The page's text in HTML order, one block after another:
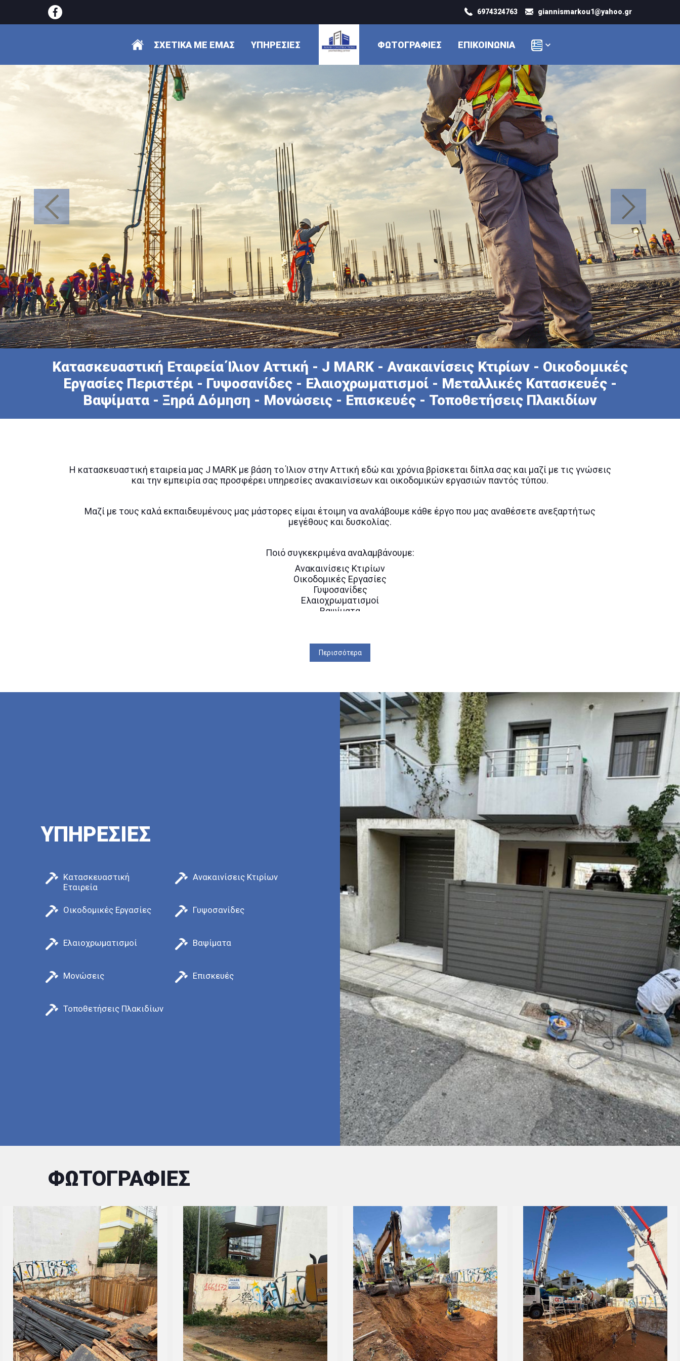
6974324763 giannismarkou1@yahoo.gr
ΣΧΕΤΙΚΆ ΜΕ ΕΜΆΣ ΥΠΗΡΕΣΊΕΣ ΦΩΤΟΓΡΑΦΊΕΣ ΕΠΙΚΟΙΝΩΝΊΑ
Κατασκευαστική Εταιρεία Ίλιον Αττική - J MARK - Ανακαινίσεις Κτιρίων - Οικοδομικές
Εργασίες Περιστέρι - Γυψοσανίδες - Ελαιοχρωματισμοί - Μεταλλικές Κατασκευές -
Βαψίματα - Ξηρά Δόμηση - Μονώσεις - Επισκευές - Τοποθετήσεις Πλακιδίων
Η κατασκευαστική εταιρεία μας J MARK με βάση το Ίλιον στην Αττική εδώ και χρόνια βρίσκεται δίπλα σας και μαζί με τις γνώσεις
και την εμπειρία σας προσφέρει υπηρεσίες ανακαινίσεων και οικοδομικών εργασιών παντός τύπου.
Μαζί με τους καλά εκπαιδευμένους μας μάστορες είμαι έτοιμη να αναλάβουμε κάθε έργο που μας αναθέσετε ανεξαρτήτως
μεγέθους και δυσκολίας.
Ποιό συγκεκριμένα αναλαμβάνουμε:
Ανακαινίσεις Κτιρίων
Οικοδομικές Εργασίες
Γυψοσανίδες
Ελαιοχρωματισμοί
Βαψίματα
Τοποθετήσεις Πλακιδίων
Περισσότερα
ΥΠΗΡΕΣΊΕΣ
Κατασκευαστική
Εταιρεία
Ανακαινίσεις Κτιρίων
Οικοδομικές Εργασίες Γυψοσανίδες
Ελαιοχρωματισμοί Βαψίματα
Μονώσεις Επισκευές
Τοποθετήσεις Πλακιδίων
ΦΩΤΟΓΡΑΦΙΕΣ